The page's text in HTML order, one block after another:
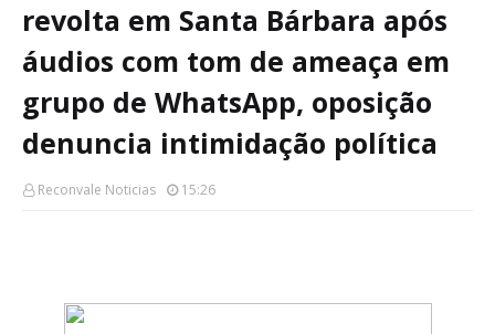
revolta em Santa Bárbara após
áudios com tom de ameaça em
grupo de WhatsApp, oposição
denuncia intimidação política
Reconvale Noticias 15:26